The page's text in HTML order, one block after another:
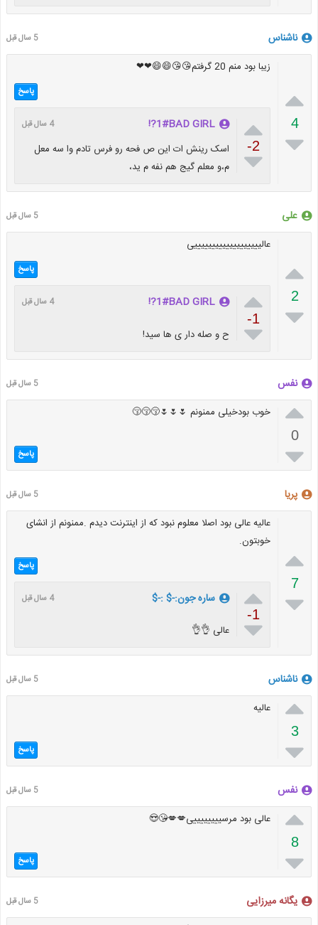
ناشناس 5 سال قبل

4

زیبا بود منم 20 گرفتم😘😘😄😄❤❤
پاسخ

-2

1#BAD GIRL?! 4 سال قبل
اسک رینش ات این ص فحه رو فرس تادم وا سه معل
م،و معلم گیج هم نفه م ید،
علی 5 سال قبل

2

عالیییییییییییییییییییی
پاسخ

-1

1#BAD GIRL?! 4 سال قبل
ح و صله دار ی ها سید!
نفس 5 سال قبل

0

خوب بودخیلی ممنونم 🌷🌷🌷😚😚😚
پاسخ
پریا 5 سال قبل

7

عالیه عالی بود اصلا معلوم نبود که از اینترنت دیدم .ممنونم از انشای
خوبتون.
پاسخ

-1

ساره جون:-$ :-$ 4 سال قبل
عالی 👌👌
ناشناس 5 سال قبل

3

عالیه
پاسخ
نفس 5 سال قبل

8

عالی بود مرسییییییییی💋💋😘😍
پاسخ
یگانه میرزایی 5 سال قبل